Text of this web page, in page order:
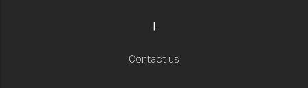
|
Contact us